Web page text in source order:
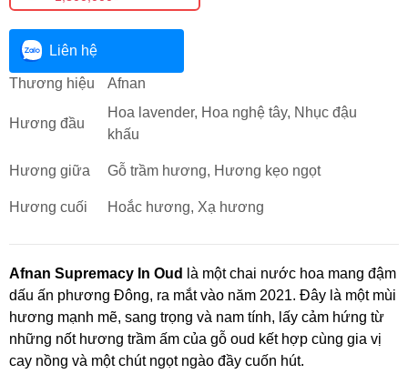
Liên hệ
Thương hiệu Afnan
Hương đầu
Hoa lavender, Hoa nghệ tây, Nhục đậu
khấu
Hương giữa Gỗ trầm hương, Hương kẹo ngọt
Hương cuối Hoắc hương, Xạ hương
Afnan Supremacy In Oud
là một chai nước hoa mang đậm
dấu ấn phương Đông, ra mắt vào năm 2021. Đây là một mùi
hương mạnh mẽ, sang trọng và nam tính, lấy cảm hứng từ
những nốt hương trầm ấm của gỗ oud kết hợp cùng gia vị
cay nồng và một chút ngọt ngào đầy cuốn hút.